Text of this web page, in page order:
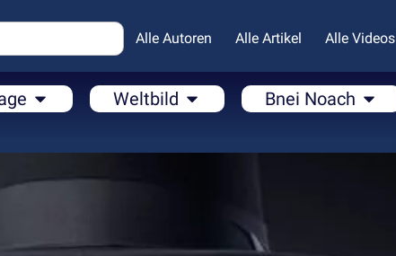
Alle Autoren Alle Artikel Alle Videos
Weltbild Bnei Noach